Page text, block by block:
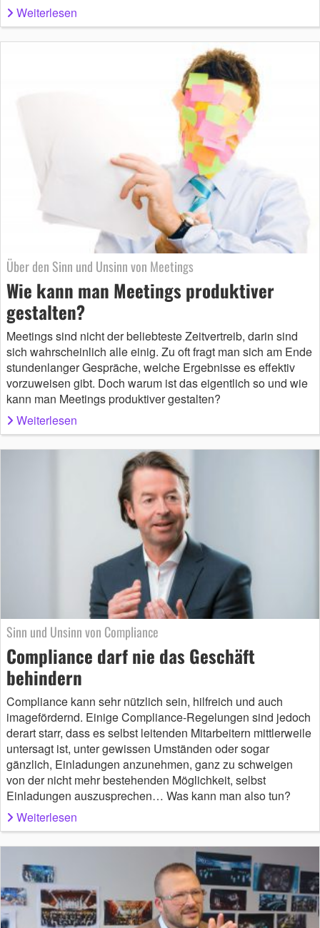
Weiterlesen
Über den Sinn und Unsinn von Meetings
Wie kann man Meetings produktiver
gestalten?
Meetings sind nicht der beliebteste Zeitvertreib, darin sind
sich wahrscheinlich alle einig. Zu oft fragt man sich am Ende
stundenlanger Gespräche, welche Ergebnisse es effektiv
vorzuweisen gibt. Doch warum ist das eigentlich so und wie
kann man Meetings produktiver gestalten?
Weiterlesen
Sinn und Unsinn von Compliance
Compliance darf nie das Geschäft
behindern
Compliance kann sehr nützlich sein, hilfreich und auch
imagefördernd. Einige Compliance-Regelungen sind jedoch
derart starr, dass es selbst leitenden Mitarbeitern mittlerweile
untersagt ist, unter gewissen Umständen oder sogar
gänzlich, Einladungen anzunehmen, ganz zu schweigen
von der nicht mehr bestehenden Möglichkeit, selbst
Einladungen auszusprechen… Was kann man also tun?
Weiterlesen